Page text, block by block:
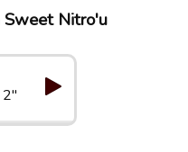
Sweet Nitro'u